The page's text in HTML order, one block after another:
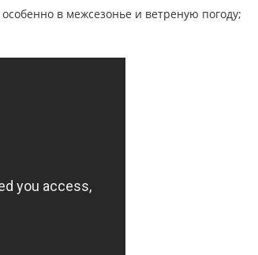
в межсезонье и ветреную погоду;